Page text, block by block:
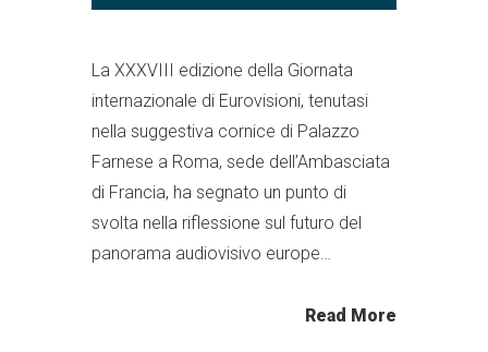
La XXXVIII edizione della Giornata
internazionale di Eurovisioni, tenutasi
nella suggestiva cornice di Palazzo
Farnese a Roma, sede dell’Ambasciata
di Francia, ha segnato un punto di
svolta nella riflessione sul futuro del
panorama audiovisivo europe…
Read More